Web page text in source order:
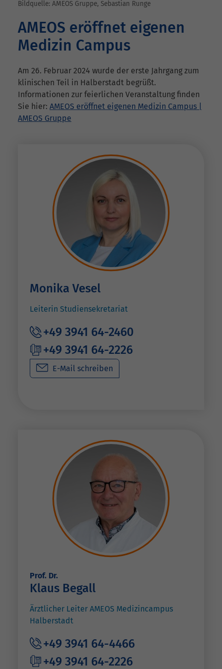
Bildquelle: AMEOS Gruppe, Sebastian Runge
AMEOS eröffnet eigenen
Medizin Campus
Am 26. Februar 2024 wurde der erste Jahrgang zum
klinischen Teil in Halberstadt begrüßt.
Informationen zur feierlichen Veranstaltung finden
Sie hier: AMEOS eröffnet eigenen Medizin Campus |
AMEOS Gruppe
Monika Vesel
Leiterin Studiensekretariat
+49 3941 64-2460
+49 3941 64-2226
E-Mail schreiben
Prof. Dr.
Klaus Begall
Ärztlicher Leiter AMEOS Medizincampus
Halberstadt
+49 3941 64-4466
+49 3941 64-2226